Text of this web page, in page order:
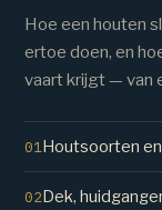
Hoe een houten
ertoe doen, en
vaart krijgt — van
01Houtsoorten
02Dek,